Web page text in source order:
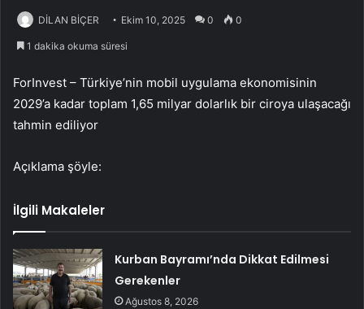
DİLAN BİÇER Ekim 10, 2025 0 0
1 dakika okuma süresi
ForInvest – Türkiye’nin mobil uygulama ekonomisinin
2029’a kadar toplam 1,65 milyar dolarlık bir ciroya ulaşacağı
tahmin ediliyor
Açıklama şöyle:
İlgili Makaleler
Kurban Bayramı’nda Dikkat Edilmesi
Gerekenler
Ağustos 8, 2026